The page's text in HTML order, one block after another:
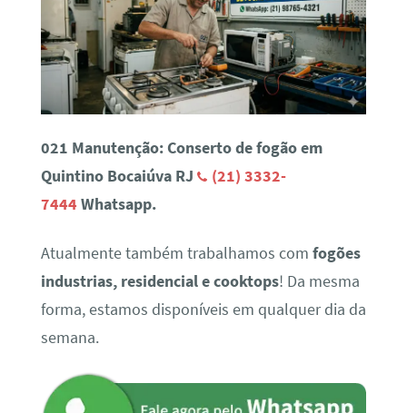
021 Manutenção: Conserto de fogão em
Quintino Bocaiúva RJ
(21) 3332-
7444 Whatsapp.
Atualmente também trabalhamos com fogões
industrias, residencial e cooktops! Da mesma
forma, estamos disponíveis em qualquer dia da
semana.